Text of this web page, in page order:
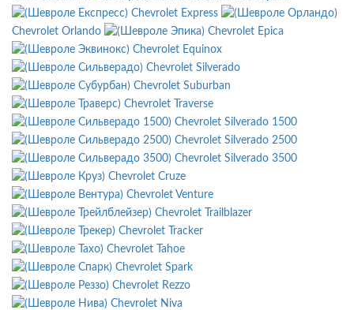
Chevrolet Express
Chevrolet Orlando
Chevrolet Epica
Chevrolet Equinox
Chevrolet Silverado
Chevrolet Suburban
Chevrolet Traverse
Chevrolet Silverado 1500
Chevrolet Silverado 2500
Chevrolet Silverado 3500
Chevrolet Cruze
Chevrolet Venture
Chevrolet Trailblazer
Chevrolet Tracker
Chevrolet Tahoe
Chevrolet Spark
Chevrolet Rezzo
Chevrolet Niva